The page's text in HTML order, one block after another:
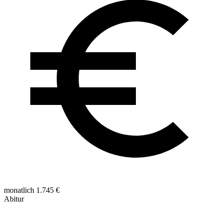
monatlich 1.745 €
Abitur